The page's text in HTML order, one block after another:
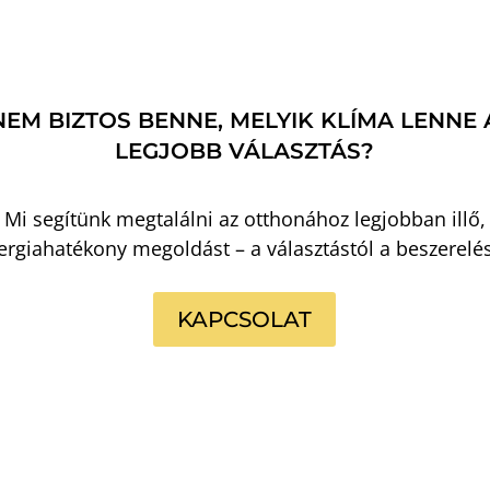
BIZTOS BENNE, MELYIK KLÍMA LENNE
LEGJOBB VÁLASZTÁS?
Mi segítünk megtalálni az otthonához legjobban illő,
megoldást – a választástól a
KAPCSOLAT